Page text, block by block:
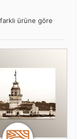
ürüne göre